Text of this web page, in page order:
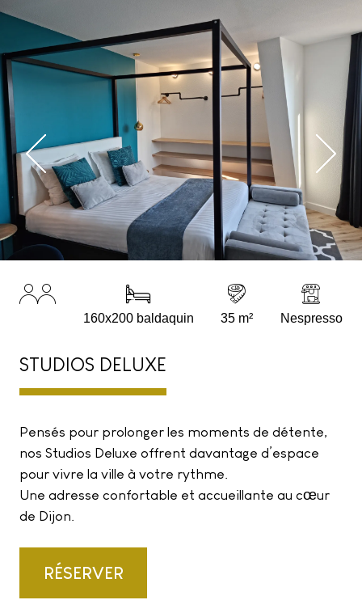
160x200 baldaquin 35 m² Nespresso
STUDIOS DELUXE
Pensés pour prolonger les moments de détente,
nos Studios Deluxe offrent davantage d’espace
pour vivre la ville à votre rythme.
Une adresse confortable et accueillante au cœur
de Dijon.
RÉSERVER